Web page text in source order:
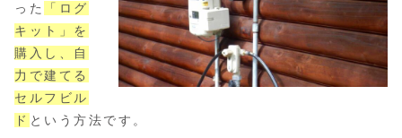
った
「ログ
キット」を
購入し、自
力で建てる
セルフビル
ド という方法です。